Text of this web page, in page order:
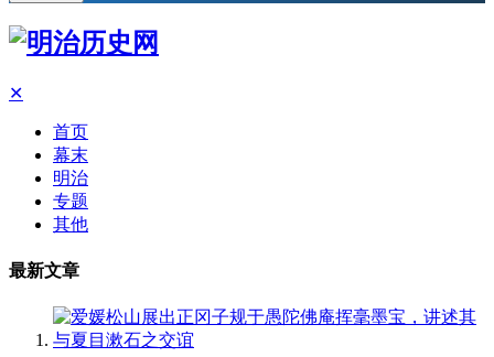
✕
首页
幕末
明治
专题
其他
最新文章